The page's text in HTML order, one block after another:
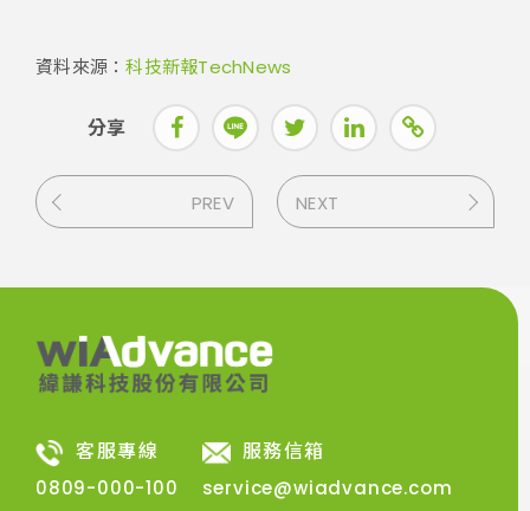
資料來源：科技新報TechNews
分享
PREV NEXT
客服專線
0809-000-100
服務信箱
service@wiadvance.com